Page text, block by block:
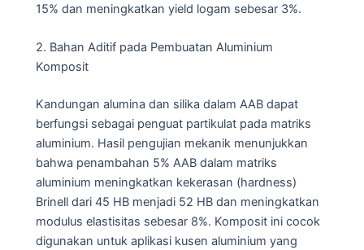
15% dan meningkatkan yield logam sebesar 3%.
2. Bahan Aditif pada Pembuatan Aluminium
Komposit
Kandungan alumina dan silika dalam AAB dapat
berfungsi sebagai penguat partikulat pada matriks
aluminium. Hasil pengujian mekanik menunjukkan
bahwa penambahan 5% AAB dalam matriks
aluminium meningkatkan kekerasan (hardness)
Brinell dari 45 HB menjadi 52 HB dan meningkatkan
modulus elastisitas sebesar 8%. Komposit ini cocok
digunakan untuk aplikasi kusen aluminium yang